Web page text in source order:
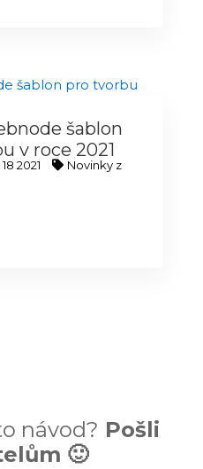
šablon
v roce 2021
2021 Novinky z
návod? Pošli
🙂